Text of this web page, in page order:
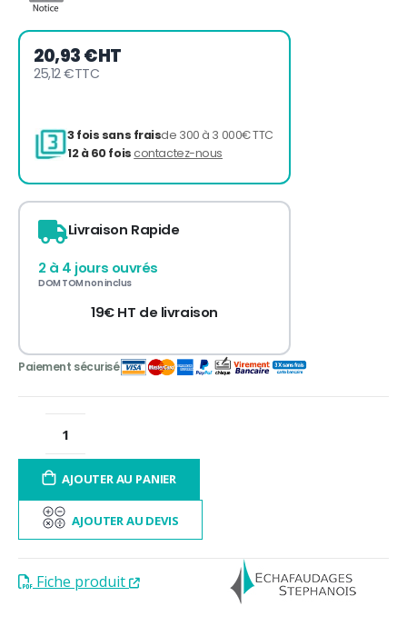
20,93 €HT
25,12 €TTC
3 fois sans frais
12 à 60 fois
Livraison Rapide
2 à 4 jours ouvrés
DOM TOM non inclus
19€ HT de livraison
AJOUTER AU PANIER
AJOUTER AU DEVIS
Fiche produit